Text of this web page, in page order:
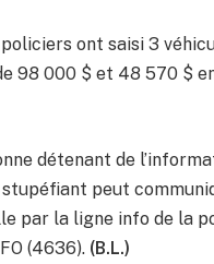
policiers ont saisi 3
98 000 $ et 48 570 $
détenant de
peut
par la ligne info de la
(4636). (B.L.)